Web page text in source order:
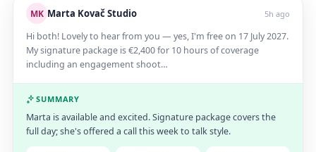
MK Marta Kovač Studio 5h ago
Hi both! Lovely to hear from you — yes, I'm free on 17 July 2027.
My signature package is €2,400 for 10 hours of coverage
including an engagement shoot…
SUMMARY
Marta is available and excited. Signature package covers the
full day; she's offered a call this week to talk style.